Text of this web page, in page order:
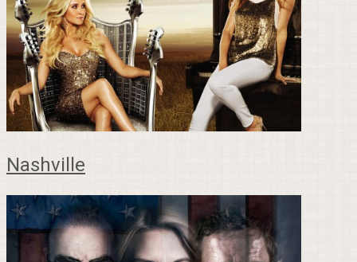
Nashville